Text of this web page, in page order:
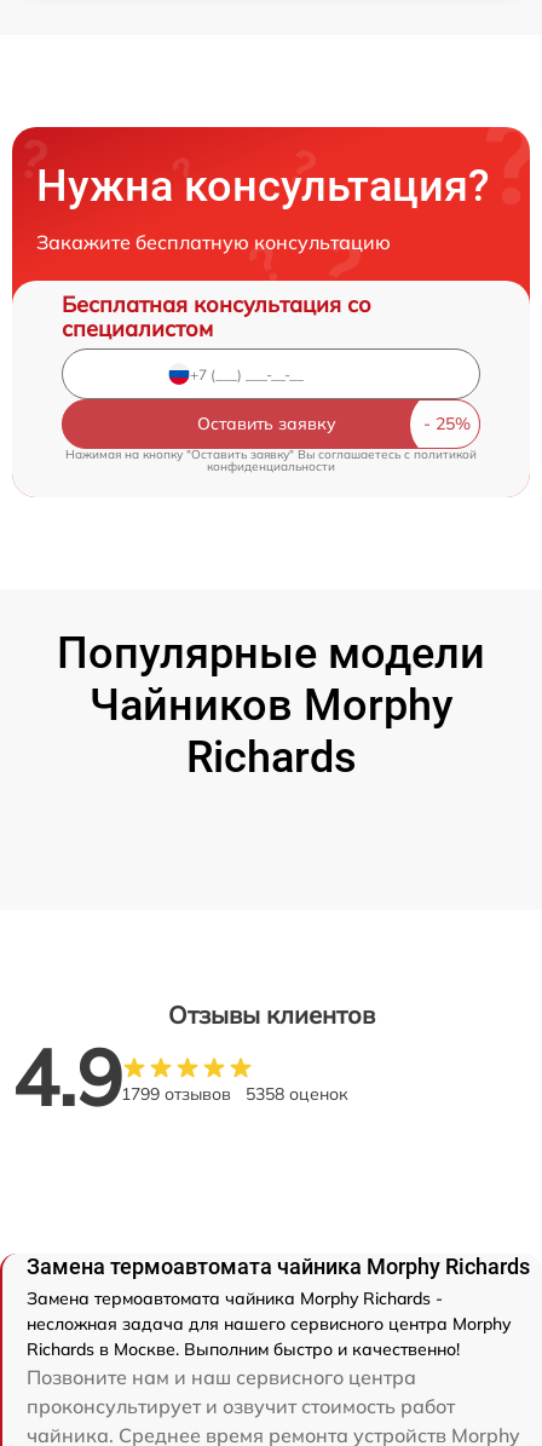
Нужна консультация?
Закажите бесплатную консультацию
Бесплатная консультация со
специалистом
Оставить заявку
Нажимая на кнопку "Оставить заявку" Вы соглашаетесь cполитикой
конфиденциальности
Популярные модели
Чайников Morphy
Richards
Отзывы клиентов
4.91799 отзывов 5358 оценок
Замена термоавтомата чайника Morphy Richards
Замена термоавтомата чайника Morphy Richards -
несложная задача для нашего сервисного центра Morphy
Richards в Москве. Выполним быстро и качественно!
Позвоните нам и наш сервисного центра
проконсультирует и озвучит стоимость работ
чайника. Среднее время ремонта устройств Morphy